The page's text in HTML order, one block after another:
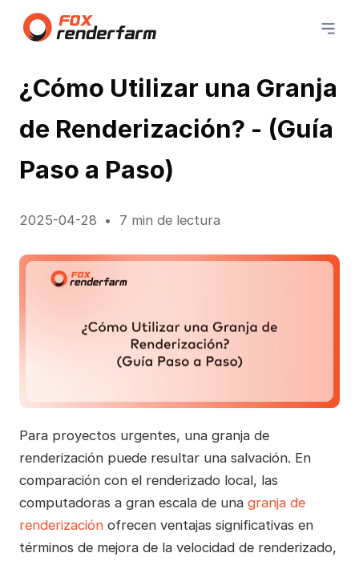
¿Cómo Utilizar una Granja
de Renderización? - (Guía
Paso a Paso)
2025-04-28 7 min de lectura
Para proyectos urgentes, una granja de
renderización puede resultar una salvación. En
comparación con el renderizado local, las
computadoras a gran escala de una granja de
renderizaciónofrecen ventajas significativas en
términos de mejora de la velocidad de renderizado,